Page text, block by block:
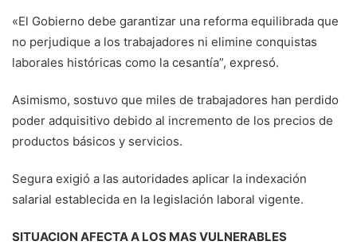
«El Gobierno debe garantizar una reforma equilibrada que
no perjudique a los trabajadores ni elimine conquistas
laborales históricas como la cesantía”, expresó.
Asimismo, sostuvo que miles de trabajadores han perdido
poder adquisitivo debido al incremento de los precios de
productos básicos y servicios.
Segura exigió a las autoridades aplicar la indexación
salarial establecida en la legislación laboral vigente.
SITUACION AFECTA A LOS MAS VULNERABLES